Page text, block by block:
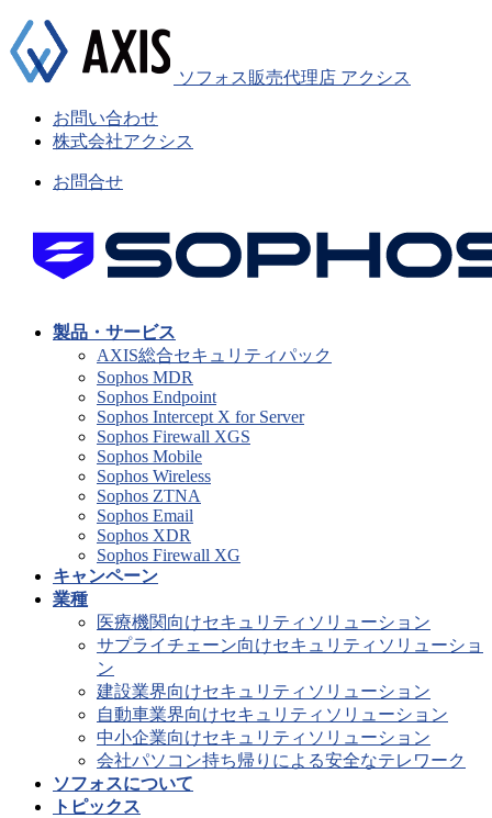
ソフォス販売代理店 アクシス
お問い合わせ
株式会社アクシス
お問合せ
製品・サービス
AXIS総合セキュリティパック
Sophos MDR
Sophos Endpoint
Sophos Intercept X for Server
Sophos Firewall XGS
Sophos Mobile
Sophos Wireless
Sophos ZTNA
Sophos Email
Sophos XDR
Sophos Firewall XG
キャンペーン
業種
医療機関向けセキュリティソリューション
サプライチェーン向けセキュリティソリューショ
ン
建設業界向けセキュリティソリューション
自動車業界向けセキュリティソリューション
中小企業向けセキュリティソリューション
会社パソコン持ち帰りによる安全なテレワーク
ソフォスについて
トピックス